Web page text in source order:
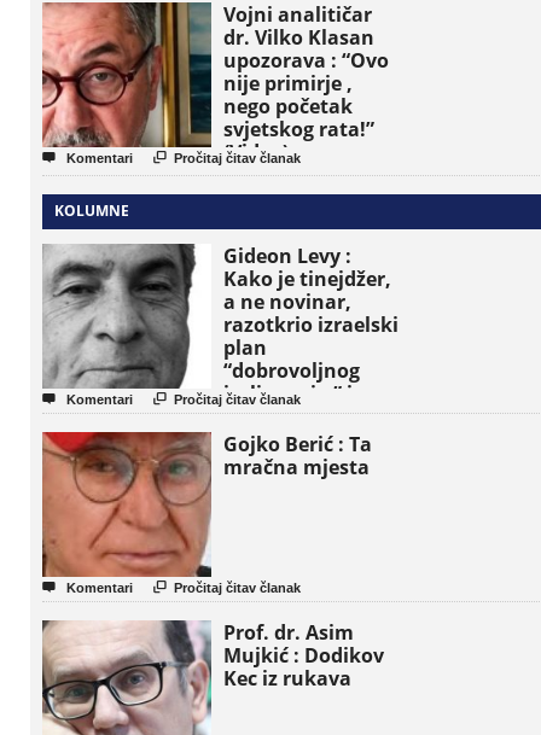
Vojni analitičar
dr. Vilko Klasan
upozorava : “Ovo
nije primirje ,
nego početak
svjetskog rata!”
(Video)
 Komentari  Pročitaj čitav članak
KOLUMNE
Gideon Levy :
Kako je tinejdžer,
a ne novinar,
razotkrio izraelski
plan
“dobrovoljnog
iseljavanja ” iz
Gaze
 Komentari  Pročitaj čitav članak
Gojko Berić : Ta
mračna mjesta
 Komentari  Pročitaj čitav članak
Prof. dr. Asim
Mujkić : Dodikov
Kec iz rukava